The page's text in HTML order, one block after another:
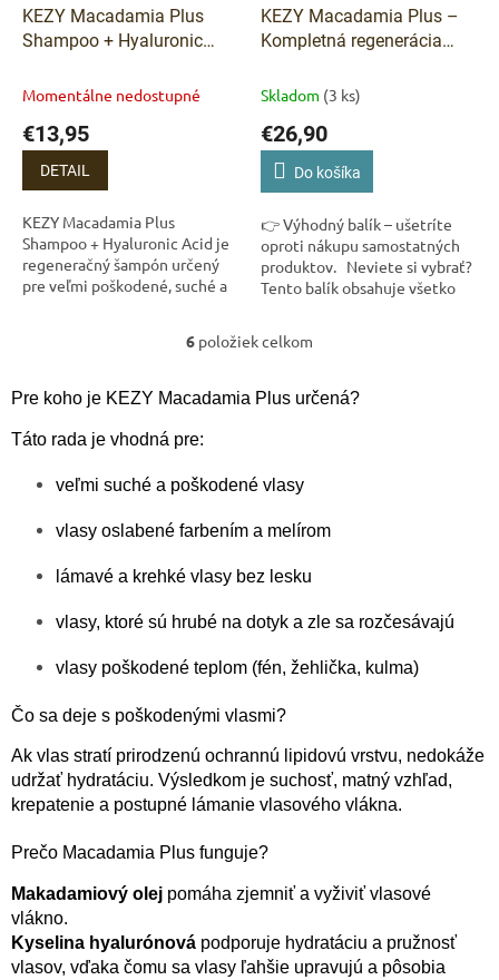
KEZY Macadamia Plus
Shampoo + Hyaluronic
šampón pre veľmi
Momentálne nedostupné
€13,95
DETAIL
KEZY Macadamia Plus
Shampoo + Hyaluronic Acid je
regeneračný šampón určený
pre veľmi poškodené, suché a
KEZY Macadamia Plus –
Kompletná regenerácia
Skladom (3 ks)
€26,90
Do košíka
👉 Výhodný balík – ušetríte
oproti nákupu samostatných
produktov. Neviete si vybrať?
Tento balík obsahuje všetko
O
l
c
i
p
v
y
ý
i
u
6 položiek celkom
Pre koho je KEZY Macadamia Plus určená?
Táto rada je vhodná pre:
veľmi suché a poškodené vlasy
vlasy oslabené farbením a melírom
lámavé a krehké vlasy bez lesku
vlasy, ktoré sú hrubé na dotyk a zle sa rozčesávajú
vlasy poškodené teplom (fén, žehlička, kulma)
Čo sa deje s poškodenými vlasmi?
Ak vlas stratí prirodzenú ochrannú lipidovú vrstvu, nedokáže
udržať hydratáciu. Výsledkom je suchosť, matný vzhľad,
krepatenie a postupné lámanie vlasového vlákna.
Prečo Macadamia Plus funguje?
Makadamiový olej pomáha zjemniť a vyživiť vlasové
vlákno.
Kyselina hyalurónová podporuje hydratáciu a pružnosť
vlasov, vďaka čomu sa vlasy ľahšie upravujú a pôsobia